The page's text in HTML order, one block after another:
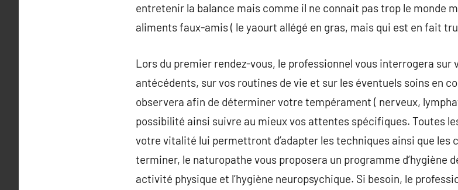
entretenir la balance mais comme il ne connait pas trop le monde
aliments faux-amis ( le yaourt allégé en gras, mais qui est en fait
Lors du premier rendez-vous, le professionnel vous interrogera
antécédents, sur vos routines de vie et sur les éventuels soins en
observera afin de déterminer votre tempérament ( nerveux,
possibilité ainsi suivre au mieux vos attentes spécifiques. Toutes
votre vitalité lui permettront d’adapter les techniques ainsi que les
terminer, le naturopathe vous proposera un programme d’hygiène
activité physique et l’hygiène neuropsychique. Si besoin, le